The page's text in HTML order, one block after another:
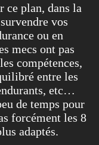
ce plan, dans la
vos
ou en
mecs ont pas
compétences,
entre les
etc…
de temps pour
forcément les 8
adaptés.